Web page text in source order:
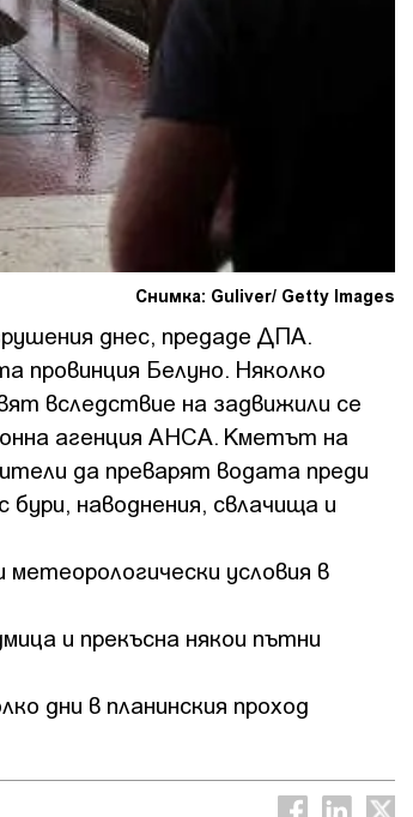
Снимка: Guliver/ Getty Images
днес, предаде ДПА.
провинция Белуно. Няколко
вследствие на задвижили се
агенция АНСА. Кметът на
да преварят водата преди
наводнения, свлачища и
условия в
и прекъсна някои пътни
дни в планинския проход